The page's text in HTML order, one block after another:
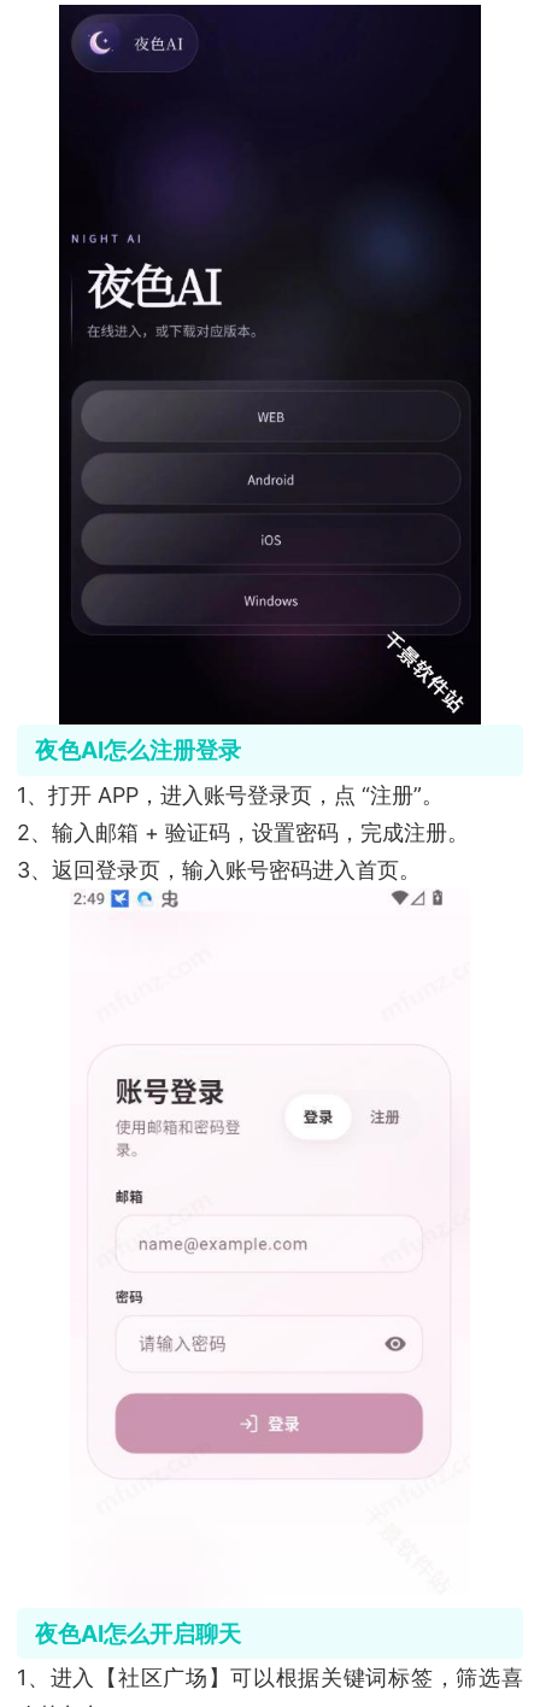
夜色AI怎么注册登录
1、打开 APP，进入账号登录页，点 “注册”。
2、输入邮箱 + 验证码，设置密码，完成注册。
3、返回登录页，输入账号密码进入首页。
夜色AI怎么开启聊天
1、进入【社区广场】可以根据关键词标签，筛选喜